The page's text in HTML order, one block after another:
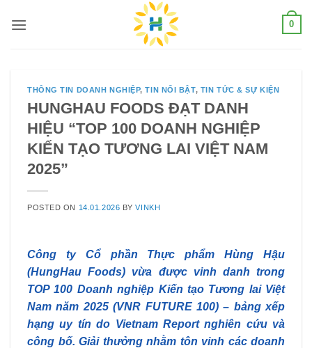
0
THÔNG TIN DOANH NGHIỆP,TIN NỔI BẬT, TIN TỨC & SỰ KIỆN
HUNGHAU FOODS ĐẠT DANH
HIỆU “TOP 100 DOANH NGHIỆP
KIẾN TẠO TƯƠNG LAI VIỆT NAM
2025”
POSTED ON 14.01.2026 BYVINKH
Công ty Cổ phần Thực phẩm Hùng Hậu
(HungHau Foods) vừa được vinh danh trong
TOP 100 Doanh nghiệp Kiến tạo Tương lai Việt
Nam năm 2025 (VNR FUTURE 100) – bảng xếp
hạng uy tín do Vietnam Report nghiên cứu và
công bố. Giải thưởng nhằm tôn vinh các doanh